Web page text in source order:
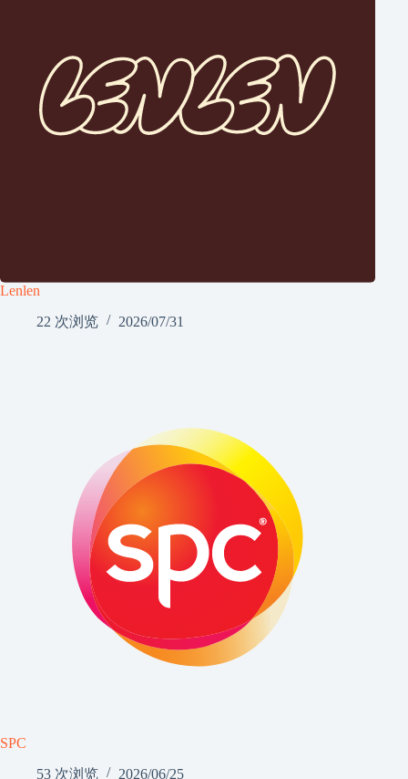
Lenlen
22 次浏览
2026/07/31
SPC
53 次浏览
2026/06/25